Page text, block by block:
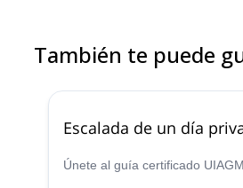
También te puede
Escalada de un día
Únete al guía certificado